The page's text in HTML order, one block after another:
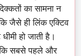
का सामना न
जैसे ही लिंक एक्टिव
हो जाती है।
कि सबसे पहले और